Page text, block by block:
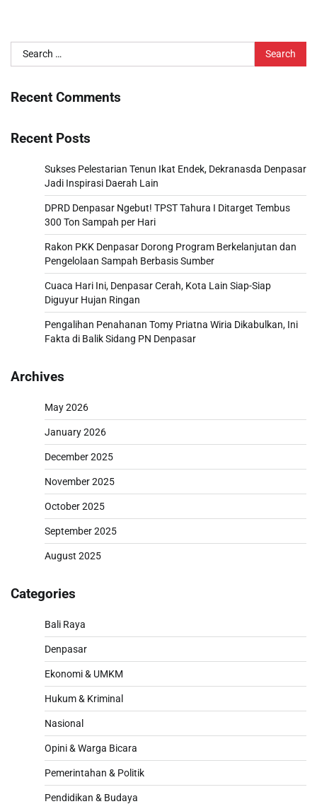
Search
for:
Recent Comments
Recent Posts
Sukses Pelestarian Tenun Ikat Endek, Dekranasda Denpasar
Jadi Inspirasi Daerah Lain
DPRD Denpasar Ngebut! TPST Tahura I Ditarget Tembus
300 Ton Sampah per Hari
Rakon PKK Denpasar Dorong Program Berkelanjutan dan
Pengelolaan Sampah Berbasis Sumber
Cuaca Hari Ini, Denpasar Cerah, Kota Lain Siap-Siap
Diguyur Hujan Ringan
Pengalihan Penahanan Tomy Priatna Wiria Dikabulkan, Ini
Fakta di Balik Sidang PN Denpasar
Archives
May 2026
January 2026
December 2025
November 2025
October 2025
September 2025
August 2025
Categories
Bali Raya
Denpasar
Ekonomi & UMKM
Hukum & Kriminal
Nasional
Opini & Warga Bicara
Pemerintahan & Politik
Pendidikan & Budaya